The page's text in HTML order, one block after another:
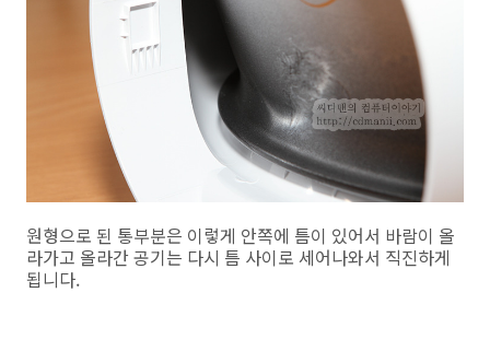
원형으로 된 통부분은 이렇게 안쪽에 틈이 있어서 바람이 올
라가고 올라간 공기는 다시 틈 사이로 세어나와서 직진하게
됩니다.